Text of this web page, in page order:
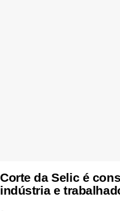
Corte da Selic é
indústria e